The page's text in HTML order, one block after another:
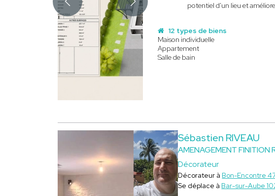
potentiel d'un lieu et
12 types de biens
Maison individuelle
Appartement
Salle de bain
Sébastien RIVEAU
AMENAGEMENT FINITION
Décorateur
Décorateur à Bon-Encontre
Se déplace à Bar-sur-Aube